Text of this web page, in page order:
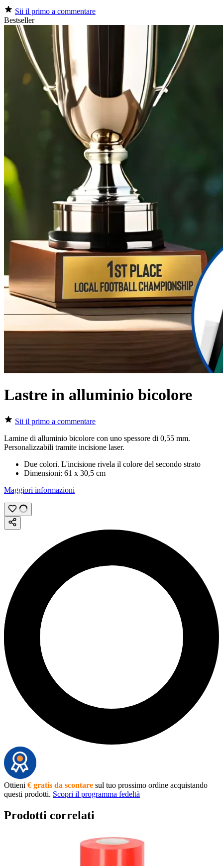
Sii il primo a commentare
Bestseller
Lastre in alluminio bicolore
Sii il primo a commentare
Lamine di alluminio bicolore con uno spessore di 0,55 mm.
Personalizzabili tramite incisione laser.
Due colori. L'incisione rivela il colore del secondo strato
Dimensioni: 61 x 30,5 cm
Maggiori informazioni
Ottieni € gratis da scontare sul tuo prossimo ordine acquistando
questi prodotti. Scopri il programma fedeltà
Prodotti correlati